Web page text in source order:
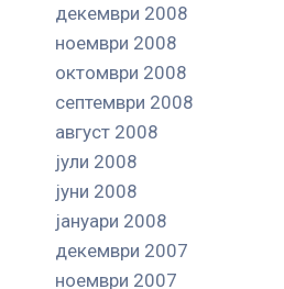
декември 2008
ноември 2008
октомври 2008
септември 2008
август 2008
јули 2008
јуни 2008
јануари 2008
декември 2007
ноември 2007